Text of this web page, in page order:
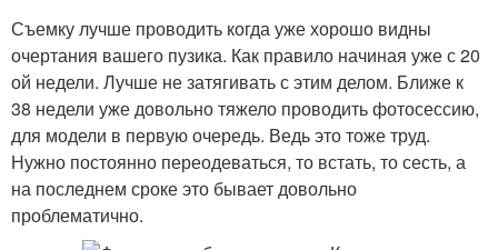
Съемку лучше проводить когда уже хорошо видны
очертания вашего пузика. Как правило начиная уже с 20
ой недели. Лучше не затягивать с этим делом. Ближе к
38 недели уже довольно тяжело проводить фотосессию,
для модели в первую очередь. Ведь это тоже труд.
Нужно постоянно переодеваться, то встать, то сесть, а
на последнем сроке это бывает довольно
проблематично.